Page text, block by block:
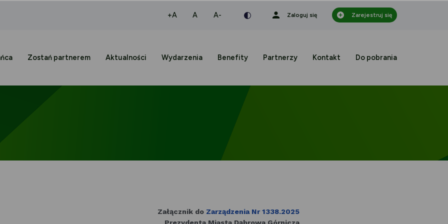
+Awiększa czcionka
Anormalna czcionka
A-mniejsza czcionka Zaloguj się Zarejestruj się
Zostań partnerem Aktualności Wydarzenia Benefity Partnerzy Kontakt Do pobrania
Załącznik do Zarządzenia Nr 1338.2025